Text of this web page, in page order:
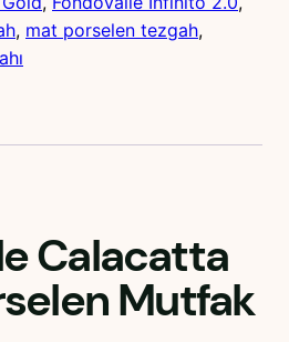
, mat porselen tezgah
Calacatta
Mutfak